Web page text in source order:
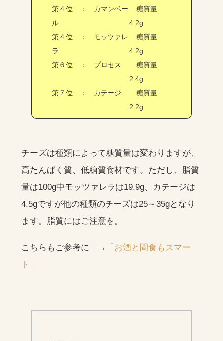
第４位 ： カマンベー
ル
糖質量
4.2g
第４位 ： モッツァレ
ラ
糖質量
4.2g
第６位 ： プロセス
糖質量
2.4g
第７位 ： カテージ
糖質量
2.2g
チーズは種類によって糖質量は変わりますが、
高たんぱく質、低糖質食材です。ただし、脂質
量は100g中モッツァレラは19.9g、カテージは
4.5gですが他の種類のチーズは25～35gとなり
ます。脂質にはご注意を。
こちらもご参考に →
「お酒と間食もスマー
ト」